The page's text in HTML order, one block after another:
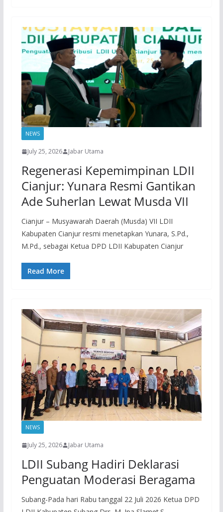
NEWS
July 25, 2026 Jabar Utama
Regenerasi Kepemimpinan LDII
Cianjur: Yunara Resmi Gantikan
Ade Suherlan Lewat Musda VII
Cianjur – Musyawarah Daerah (Musda) VII LDII
Kabupaten Cianjur resmi menetapkan Yunara, S.Pd.,
M.Pd., sebagai Ketua DPD LDII Kabupaten Cianjur
Read More
NEWS
July 25, 2026 Jabar Utama
LDII Subang Hadiri Deklarasi
Penguatan Moderasi Beragama
Subang-Pada hari Rabu tanggal 22 Juli 2026 Ketua DPD